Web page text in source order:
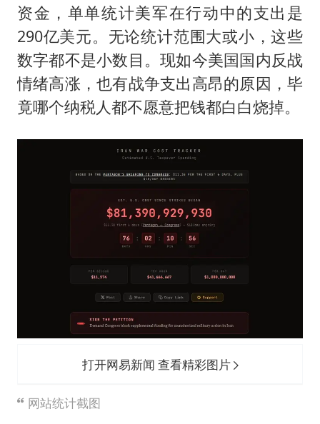
资金，单单统计美军在行动中的支出是
290亿美元。无论统计范围大或小，这些
数字都不是小数目。现如今美国国内反战
情绪高涨，也有战争支出高昂的原因，毕
竟哪个纳税人都不愿意把钱都白白烧掉。
打开网易新闻 查看精彩图片
网站统计截图